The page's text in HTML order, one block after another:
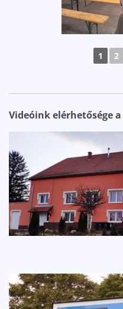
1 2
Videóink elérhetősége a